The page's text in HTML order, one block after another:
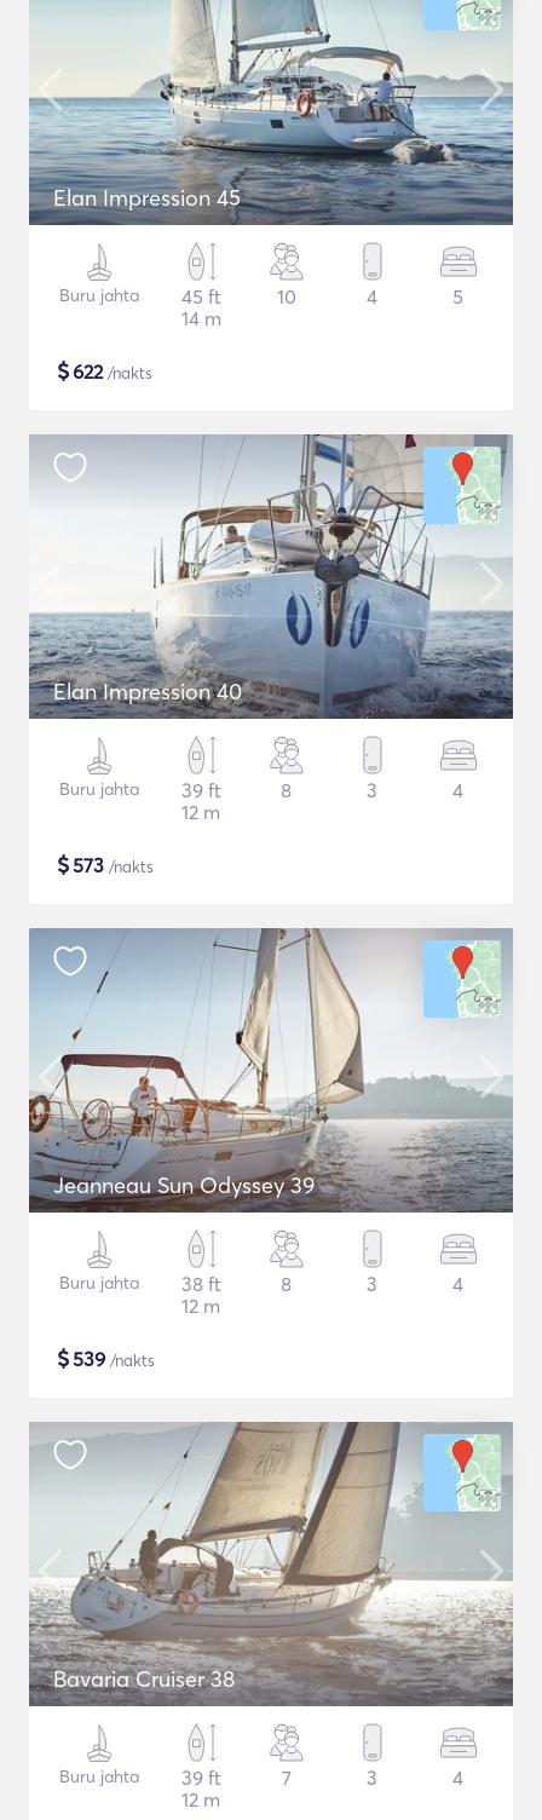
Elan Impression 45
Buru jahta
45 ft
14 m
10 4 5
$622/nakts
Elan Impression 40
Buru jahta
39 ft
12 m
8 3 4
$573 /nakts
Jeanneau Sun Odyssey 39
Buru jahta
38 ft
12 m
8 3 4
$539 /nakts
Bavaria Cruiser 38
Buru jahta
39 ft
12 m
7 3 4